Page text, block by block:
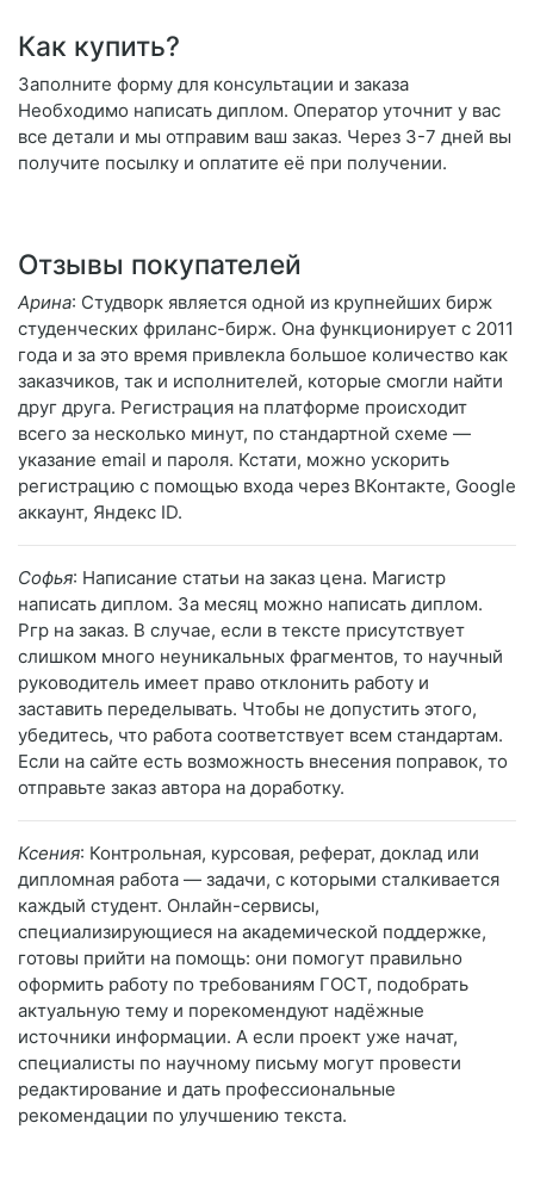
Как купить?
Заполните форму для консультации и заказа
Необходимо написать диплом. Оператор уточнит у вас
все детали и мы отправим ваш заказ. Через 3-7 дней вы
получите посылку и оплатите её при получении.
Отзывы покупателей
Арина: Студворк является одной из крупнейших бирж
студенческих фриланс-бирж. Она функционирует с 2011
года и за это время привлекла большое количество как
заказчиков, так и исполнителей, которые смогли найти
друг друга. Регистрация на платформе происходит
всего за несколько минут, по стандартной схеме —
указание email и пароля. Кстати, можно ускорить
регистрацию с помощью входа через ВКонтакте, Google
аккаунт, Яндекс ID.
Софья: Написание статьи на заказ цена. Магистр
написать диплом. За месяц можно написать диплом.
Ргр на заказ. В случае, если в тексте присутствует
слишком много неуникальных фрагментов, то научный
руководитель имеет право отклонить работу и
заставить переделывать. Чтобы не допустить этого,
убедитесь, что работа соответствует всем стандартам.
Если на сайте есть возможность внесения поправок, то
отправьте заказ автора на доработку.
Ксения: Контрольная, курсовая, реферат, доклад или
дипломная работа — задачи, с которыми сталкивается
каждый студент. Онлайн-сервисы,
специализирующиеся на академической поддержке,
готовы прийти на помощь: они помогут правильно
оформить работу по требованиям ГОСТ, подобрать
актуальную тему и порекомендуют надёжные
источники информации. А если проект уже начат,
специалисты по научному письму могут провести
редактирование и дать профессиональные
рекомендации по улучшению текста.